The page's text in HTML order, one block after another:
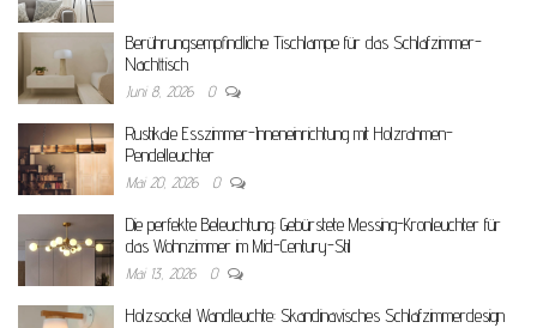
Berührungsempfindliche Tischlampe für das Schlafzimmer-
Nachttisch
Juni 8, 2026 0
Rustikale Esszimmer-Inneneinrichtung mit Holzrahmen-
Pendelleuchter
Mai 20, 2026 0
Die perfekte Beleuchtung: Gebürstete Messing-Kronleuchter für
das Wohnzimmer im Mid-Century-Stil
Mai 13, 2026 0
Holzsockel Wandleuchte: Skandinavisches Schlafzimmerdesign